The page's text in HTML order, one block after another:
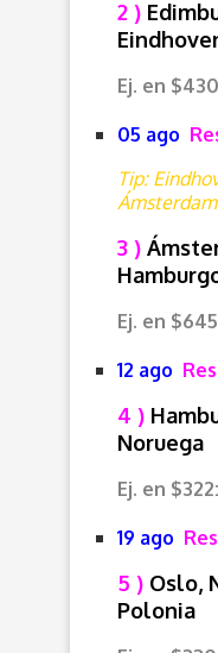
2 )
Ej. en
05 ago
Tip:
Ámsterdam
3 )
Ej. en
12 ago
4 )
Noruega
Ej. en $322:
19 ago
5 ) Oslo,
Polonia